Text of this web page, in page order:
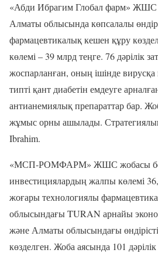
«Абди Ибрагим Глобал фарм» ЖШС
Алматы облысында көпсалалы
фармацевтикалық кешен құру
көлемі – 39 млрд теңге. 76 дәрілік
жоспарланған, оның ішінде
типті қант диабетін емдеуге
антианемиялық препараттар бар.
жұмыс орны ашылады.
Ibrahim.
«МСП-РОМФАРМ» ЖШС жобасы
инвестициялардың жалпы көлемі
жоғары технологиялы
облысындағы TURAN арнайы
және Алматы облысындағы
көзделген. Жоба аясында 101